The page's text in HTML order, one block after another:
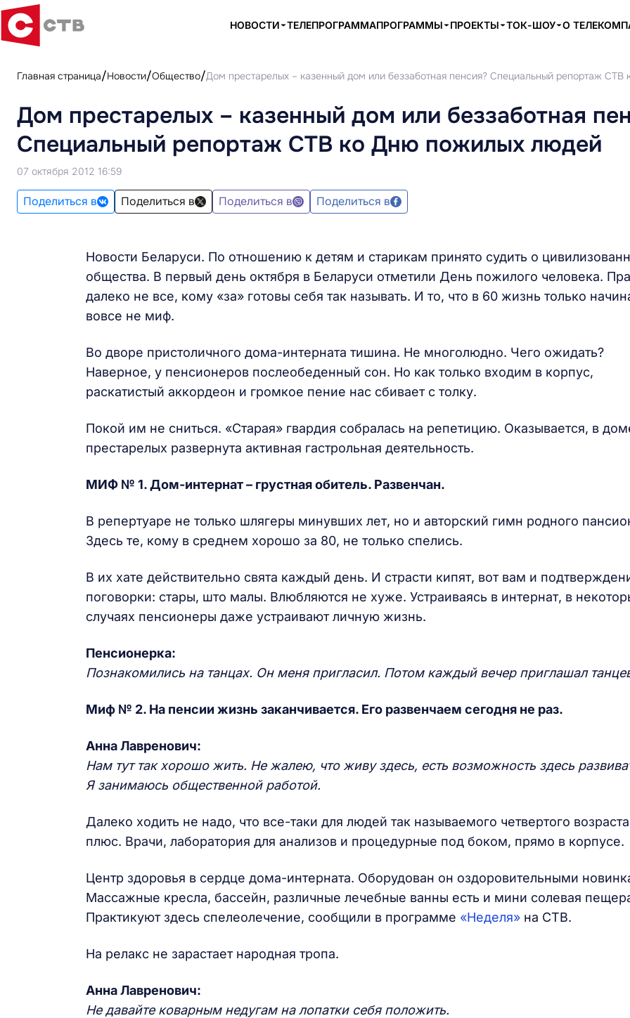
НОВОСТИ ТЕЛЕПРОГРАММАПРОГРАММЫ ПРОЕКТЫ ТОК-ШОУ О
Главная страница Новости Общество Дом престарелых – казенный дом или беззаботная пенсия? Специальный репортаж
Дом престарелых – казенный дом или беззаботная
Специальный репортаж СТВ ко Дню пожилых людей
07 октября 2012 16:59
Поделиться в Поделиться в Поделиться в Поделиться в
Новости Беларуси. По отношению к детям и старикам принято судить о
общества. В первый день октября в Беларуси отметили День пожилого человека.
далеко не все, кому «за» готовы себя так называть. И то, что в 60 жизнь только
вовсе не миф.
Во дворе пристоличного дома-интерната тишина. Не многолюдно. Чего ожидать?
Наверное, у пенсионеров послеобеденный сон. Но как только входим в корпус,
раскатистый аккордеон и громкое пение нас сбивает с толку.
Покой им не сниться. «Старая» гвардия собралась на репетицию. Оказывается, в
престарелых развернута активная гастрольная деятельность.
МИФ № 1. Дом-интернат – грустная обитель. Развенчан.
В репертуаре не только шлягеры минувших лет, но и авторский гимн родного
Здесь те, кому в среднем хорошо за 80, не только спелись.
В их хате действительно свята каждый день. И страсти кипят, вот вам и
поговорки: стары, што малы. Влюбляются не хуже. Устраиваясь в интернат, в
случаях пенсионеры даже устраивают личную жизнь.
Пенсионерка:
Познакомились на танцах. Он меня пригласил. Потом каждый вечер приглашал
Миф № 2. На пенсии жизнь заканчивается. Его развенчаем сегодня не раз.
Анна Лавренович:
Нам тут так хорошо жить. Не жалею, что живу здесь, есть возможность здесь
Я занимаюсь общественной работой.
Далеко ходить не надо, что все-таки для людей так называемого четвертого
плюс. Врачи, лаборатория для анализов и процедурные под боком, прямо в корпусе.
Центр здоровья в сердце дома-интерната. Оборудован он оздоровительными
Массажные кресла, бассейн, различные лечебные ванны есть и мини солевая
Практикуют здесь спелеолечение, сообщили в программе «Неделя»на СТВ.
На релакс не зарастает народная тропа.
Анна Лавренович:
Не давайте коварным недугам на лопатки себя положить.